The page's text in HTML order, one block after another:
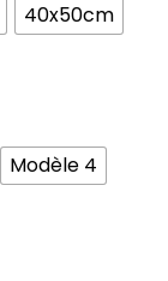
40x50cm
Modèle 4